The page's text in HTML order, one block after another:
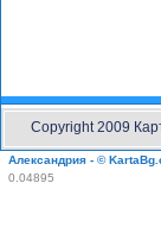
Copyright 2009
Александрия - ©
0.04895